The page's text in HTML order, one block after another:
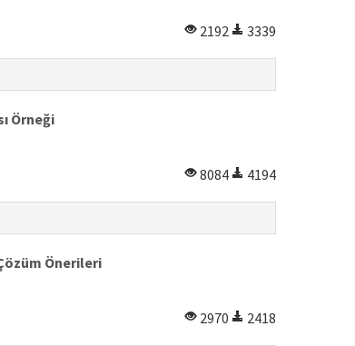
2192 3339
Örneği
8084 4194
Önerileri
2970 2418